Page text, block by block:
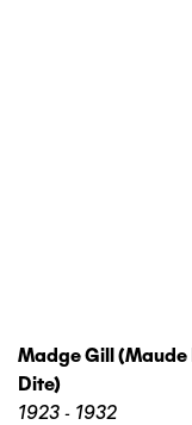
Madge Gill (maude
Dite)
1923 - 1932